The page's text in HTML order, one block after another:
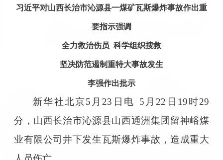
习近平对山西长治市沁源县一煤矿瓦斯爆炸事故作出重
要指示强调
全力救治伤员 科学组织搜救
坚决防范遏制重特大事故发生
李强作出批示
新华社北京5月23日电 5月22日19时29
分，山西长治市沁源县山西通洲集团留神峪煤
业有限公司井下发生瓦斯爆炸事故，造成重大